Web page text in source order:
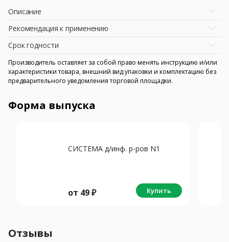
Описание
Рекомендация к применению
Срок годности
Производитель оставляет за собой право менять инструкцию и/или
характеристики товара, внешний вид упаковки и комплектацию без
предварительного уведомления торговой площадки.
Форма выпуска
СИСТЕМА д/инф. р-ров N1
от 49₽ Купить
Отзывы